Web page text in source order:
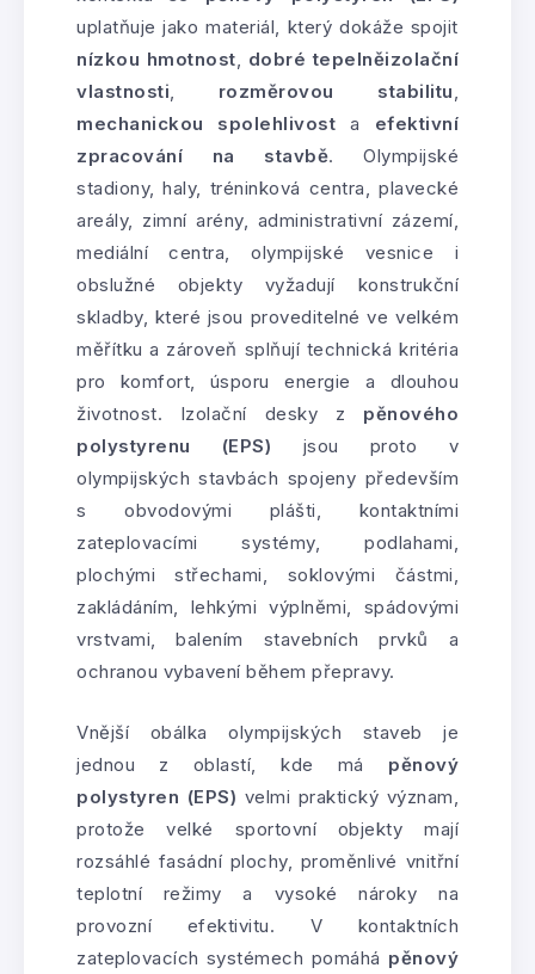
uplatňuje jako materiál, který dokáže spojit
nízkou hmotnost, dobré tepelněizolační
vlastnosti, rozměrovou stabilitu,
mechanickou spolehlivost a efektivní
zpracování na stavbě. Olympijské
stadiony, haly, tréninková centra, plavecké
areály, zimní arény, administrativní zázemí,
mediální centra, olympijské vesnice i
obslužné objekty vyžadují konstrukční
skladby, které jsou proveditelné ve velkém
měřítku a zároveň splňují technická kritéria
pro komfort, úsporu energie a dlouhou
životnost. Izolační desky z pěnového
polystyrenu (EPS) jsou proto v
olympijských stavbách spojeny především
s obvodovými plášti, kontaktními
zateplovacími systémy, podlahami,
plochými střechami, soklovými částmi,
zakládáním, lehkými výplněmi, spádovými
vrstvami, balením stavebních prvků a
ochranou vybavení během přepravy.
Vnější obálka olympijských staveb je
jednou z oblastí, kde má pěnový
polystyren (EPS) velmi praktický význam,
protože velké sportovní objekty mají
rozsáhlé fasádní plochy, proměnlivé vnitřní
teplotní režimy a vysoké nároky na
provozní efektivitu. V kontaktních
zateplovacích systémech pomáhá pěnový